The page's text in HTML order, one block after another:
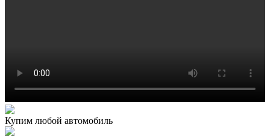
Купим любой автомобиль